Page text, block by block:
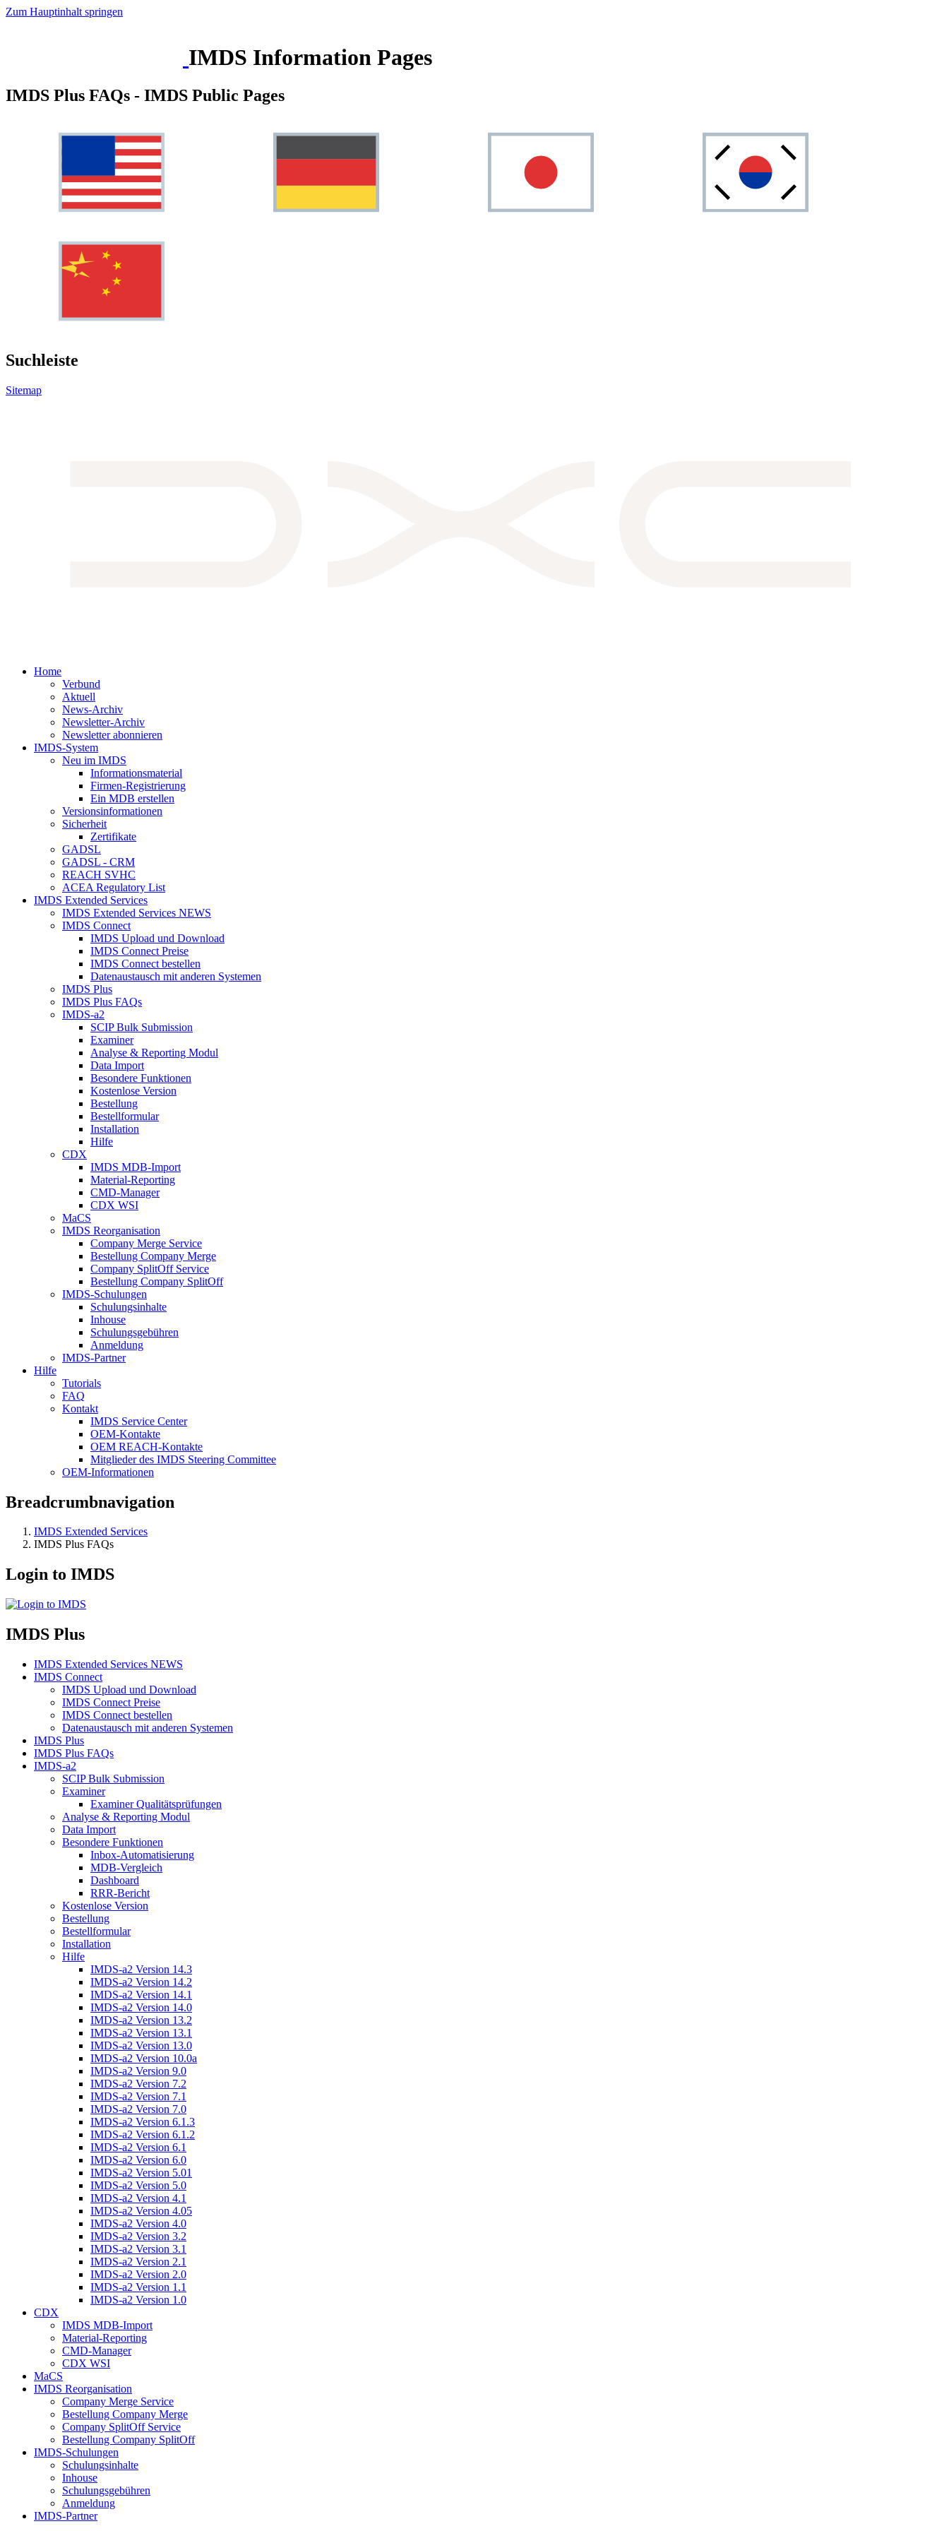
Zum Hauptinhalt springen
IMDS Information Pages
IMDS Plus FAQs - IMDS Public Pages
Suchleiste
Sitemap
Home
Verbund
Aktuell
News-Archiv
Newsletter-Archiv
Newsletter abonnieren
IMDS-System
Neu im IMDS
Informationsmaterial
Firmen-Registrierung
Ein MDB erstellen
Versionsinformationen
Sicherheit
Zertifikate
GADSL
GADSL - CRM
REACH SVHC
ACEA Regulatory List
IMDS Extended Services
IMDS Extended Services NEWS
IMDS Connect
IMDS Upload und Download
IMDS Connect Preise
IMDS Connect bestellen
Datenaustausch mit anderen Systemen
IMDS Plus
IMDS Plus FAQs
IMDS-a2
SCIP Bulk Submission
Examiner
Analyse & Reporting Modul
Data Import
Besondere Funktionen
Kostenlose Version
Bestellung
Bestellformular
Installation
Hilfe
CDX
IMDS MDB-Import
Material-Reporting
CMD-Manager
CDX WSI
MaCS
IMDS Reorganisation
Company Merge Service
Bestellung Company Merge
Company SplitOff Service
Bestellung Company SplitOff
IMDS-Schulungen
Schulungsinhalte
Inhouse
Schulungsgebühren
Anmeldung
IMDS-Partner
Hilfe
Tutorials
FAQ
Kontakt
IMDS Service Center
OEM-Kontakte
OEM REACH-Kontakte
Mitglieder des IMDS Steering Committee
OEM-Informationen
Breadcrumbnavigation
IMDS Extended Services
IMDS Plus FAQs
Login to IMDS
IMDS Plus
IMDS Extended Services NEWS
IMDS Connect
IMDS Upload und Download
IMDS Connect Preise
IMDS Connect bestellen
Datenaustausch mit anderen Systemen
IMDS Plus
IMDS Plus FAQs
IMDS-a2
SCIP Bulk Submission
Examiner
Examiner Qualitätsprüfungen
Analyse & Reporting Modul
Data Import
Besondere Funktionen
Inbox-Automatisierung
MDB-Vergleich
Dashboard
RRR-Bericht
Kostenlose Version
Bestellung
Bestellformular
Installation
Hilfe
IMDS-a2 Version 14.3
IMDS-a2 Version 14.2
IMDS-a2 Version 14.1
IMDS-a2 Version 14.0
IMDS-a2 Version 13.2
IMDS-a2 Version 13.1
IMDS-a2 Version 13.0
IMDS-a2 Version 10.0a
IMDS-a2 Version 9.0
IMDS-a2 Version 7.2
IMDS-a2 Version 7.1
IMDS-a2 Version 7.0
IMDS-a2 Version 6.1.3
IMDS-a2 Version 6.1.2
IMDS-a2 Version 6.1
IMDS-a2 Version 6.0
IMDS-a2 Version 5.01
IMDS-a2 Version 5.0
IMDS-a2 Version 4.1
IMDS-a2 Version 4.05
IMDS-a2 Version 4.0
IMDS-a2 Version 3.2
IMDS-a2 Version 3.1
IMDS-a2 Version 2.1
IMDS-a2 Version 2.0
IMDS-a2 Version 1.1
IMDS-a2 Version 1.0
CDX
IMDS MDB-Import
Material-Reporting
CMD-Manager
CDX WSI
MaCS
IMDS Reorganisation
Company Merge Service
Bestellung Company Merge
Company SplitOff Service
Bestellung Company SplitOff
IMDS-Schulungen
Schulungsinhalte
Inhouse
Schulungsgebühren
Anmeldung
IMDS-Partner